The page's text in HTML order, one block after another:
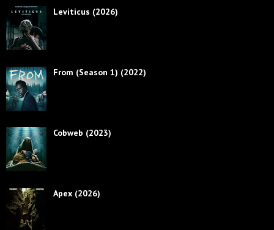
Leviticus (2026)
From (Season 1) (2022)
Cobweb (2023)
Apex (2026)